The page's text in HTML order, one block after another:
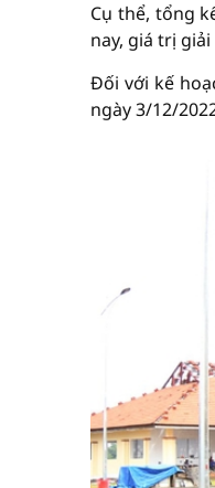
Cụ thể, tổng
nay, giá trị
Đối với kế
ngày 3/12/